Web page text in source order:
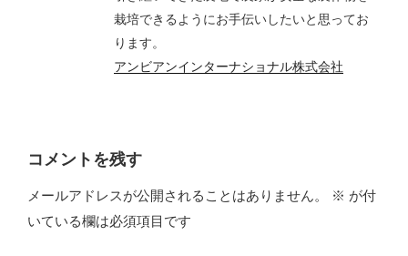
栽培できるようにお手伝いしたいと思ってお
ります。
アンビアンインターナショナル株式会社
コメントを残す
メールアドレスが公開されることはありません。 ※ が付
いている欄は必須項目です